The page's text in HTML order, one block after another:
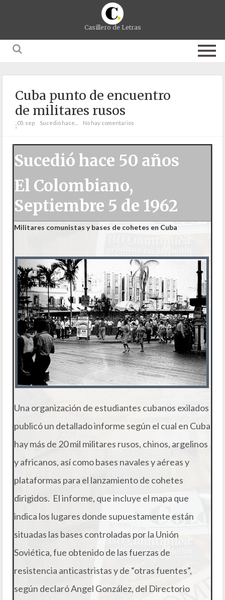
Casillero de Letras
Cuba punto de encuentro
de militares rusos
;05. sep Sucedió hace... No hay comentarios
Sucedió hace 50 años
El Colombiano,
Septiembre 5 de 1962
Militares comunistas y bases de cohetes en Cuba
Una organización de estudiantes cubanos exilados
publicó un detallado informe según el cual en Cuba
hay más de 20 mil militares rusos, chinos, argelinos
y africanos, así como bases navales y aéreas y
plataformas para el lanzamiento de cohetes
dirigidos. El informe, que incluye el mapa que
indica los lugares donde supuestamente están
situadas las bases controladas por la Unión
Soviética, fue obtenido de las fuerzas de
resistencia anticastristas y de “otras fuentes”,
según declaró Angel González, del Directorio